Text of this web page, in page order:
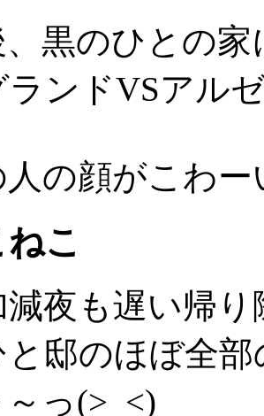
、黒のひとの
ランドVSアル
人の顔がこわー
こ
減夜も遅い帰り
邸のほぼ全
～っ(>_<)